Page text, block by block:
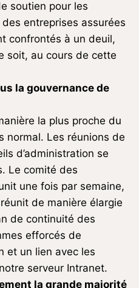
soutien pour les
entreprises assurées
confrontés à un deuil,
soit, au cours de cette
la gouvernance de
la plus proche du
normal. Les réunions de
d’administration se
Le comité des
une fois par semaine,
de manière élargie
de continuité des
efforcés de
et un lien avec les
serveur Intranet.
la grande majorité